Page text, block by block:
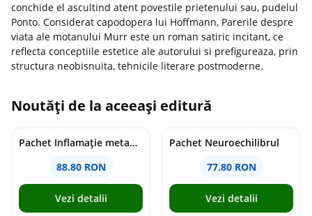
conchide el ascultind atent povestile prietenului sau, pudelul
Ponto. Considerat capodopera lui Hoffmann, Parerile despre
viata ale motanului Murr este un roman satiric incitant, ce
reflecta conceptiile estetice ale autorului si prefigureaza, prin
structura neobisnuita, tehnicile literare postmoderne.
Noutăți de la aceeași editură
Pachet Inflamație metabolism și creier
88.80 RON
Vezi detalii
Pachet Neuroechilibrul
77.80 RON
Vezi detalii